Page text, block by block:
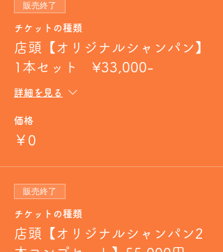
販売終了
チケットの種類
店頭【オリジナルシャンパン】
1本セット ¥33,000-
詳細を見る
価格
￥0
販売終了
チケットの種類
店頭【オリジナルシャンパン2